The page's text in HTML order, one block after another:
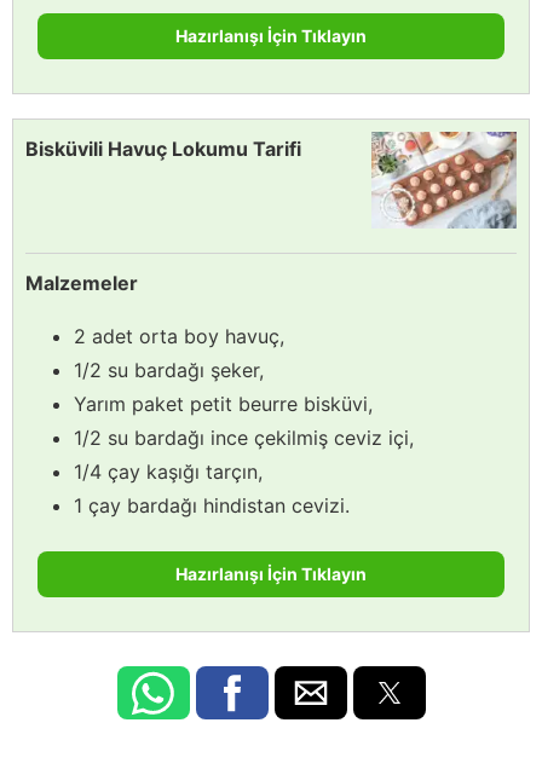
Hazırlanışı İçin Tıklayın
Bisküvili Havuç Lokumu Tarifi
Malzemeler
2 adet orta boy havuç,
1/2 su bardağı şeker,
Yarım paket petit beurre bisküvi,
1/2 su bardağı ince çekilmiş ceviz içi,
1/4 çay kaşığı tarçın,
1 çay bardağı hindistan cevizi.
Hazırlanışı İçin Tıklayın